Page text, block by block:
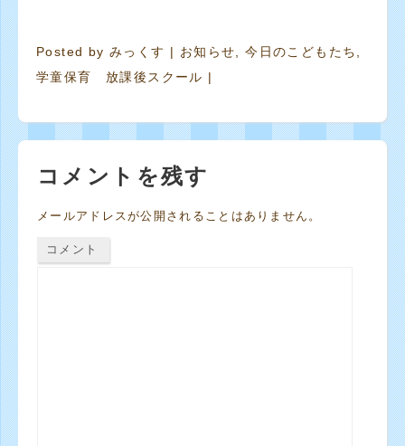
Posted byみっくす | お知らせ ,今日のこどもたち
学童保育 放課後スクール |
コメントを残す
メールアドレスが公開されることはありません。
コメント